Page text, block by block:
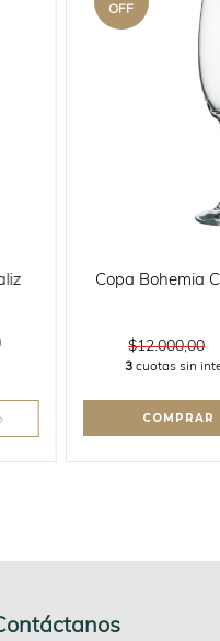
OFF
Copa Bohemia
$12.000,00
3 cuotas sin